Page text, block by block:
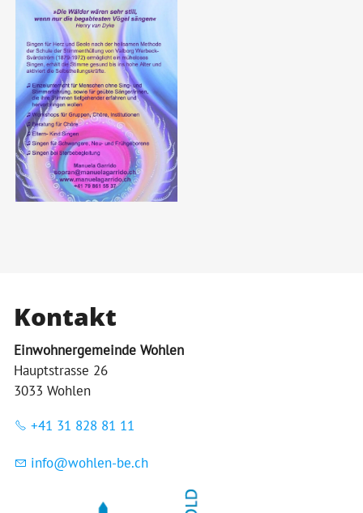
Kontakt
Einwohnergemeinde Wohlen
Hauptstrasse 26
3033 Wohlen
+41 31 828 81 11
nf w hl n-b ch